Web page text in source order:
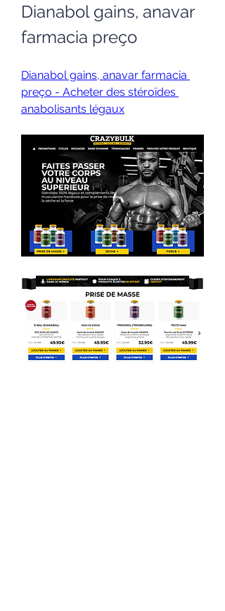
Dianabol gains, anavar
farmacia preço
Dianabol gains, anavar farmacia
preço - Acheter des stéroïdes
anabolisants légaux